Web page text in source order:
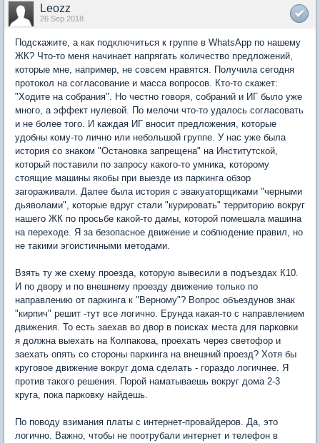
Leozz
26 Sep 2018
Подскажите, а как подключиться к группе в WhatsApp по нашему
ЖК? Что-то меня начинает напрягать количество предложений,
которые мне, например, не совсем нравятся. Получила сегодня
протокол на согласование и масса вопросов. Кто-то скажет:
"Ходите на собрания". Но честно говоря, собраний и ИГ было уже
много, а эффект нулевой. По мелочи что-то удалось согласовать
и не более того. И каждая ИГ вносит предложения, которые
удобны кому-то лично или небольшой группе. У нас уже была
история со знаком "Остановка запрещена" на Институтской,
который поставили по запросу какого-то умника, которому
стоящие машины якобы при выезде из паркинга обзор
загораживали. Далее была история с эвакуаторщиками "черными
дьяволами", которые вдруг стали "курировать" территорию вокруг
нашего ЖК по просьбе какой-то дамы, которой помешала машина
на переходе. Я за безопасное движение и соблюдение правил, но
не такими эгоистичными методами.
Взять ту же схему проезда, которую вывесили в подъездах К10.
И по двору и по внешнему проезду движение только по
направлению от паркинга к "Верному"? Вопрос объездунов знак
"кирпич" решит -тут все логично. Ерунда какая-то с направлением
движения. То есть заехав во двор в поисках места для парковки
я должна выехать на Колпакова, проехать через светофор и
заехать опять со стороны паркинга на внешний проезд? Хотя бы
круговое движение вокруг дома сделать - гораздо логичнее. Я
против такого решения. Порой наматываешь вокруг дома 2-3
круга, пока парковку найдешь.
По поводу взимания платы с интернет-провайдеров. Да, это
логично. Важно, чтобы не поотрубали интернет и телефон в